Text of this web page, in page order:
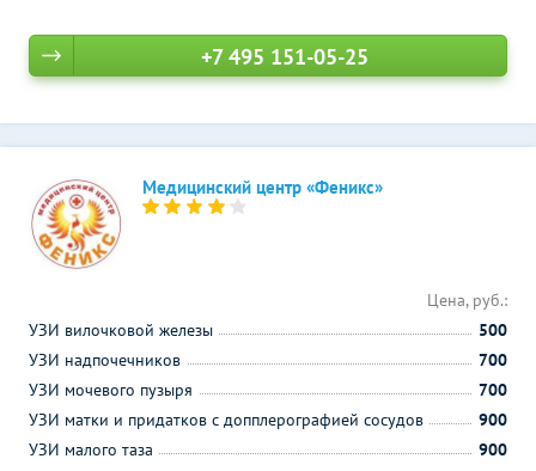
+7 495 151-05-25
Медицинский центр «Феникс»
Цена, руб.:
УЗИ вилочковой железы
500
УЗИ надпочечников
700
УЗИ мочевого пузыря
700
УЗИ матки и придатков с допплерографией сосудов
900
УЗИ малого таза
900